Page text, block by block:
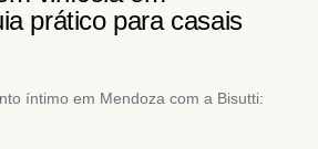
prático para casais
íntimo em Mendoza com a Bisutti: